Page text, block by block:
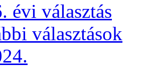
évi választás
választások